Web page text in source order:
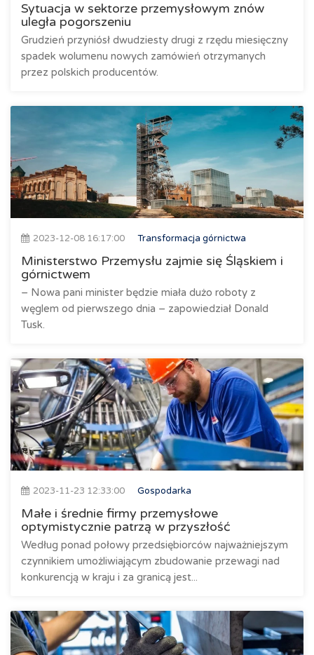
Sytuacja w sektorze przemysłowym znów
uległa pogorszeniu
Grudzień przyniósł dwudziesty drugi z rzędu miesięczny
spadek wolumenu nowych zamówień otrzymanych
przez polskich producentów.
2023-12-08 16:17:00 Transformacja górnictwa
Ministerstwo Przemysłu zajmie się Śląskiem i
górnictwem
– Nowa pani minister będzie miała dużo roboty z
węglem od pierwszego dnia – zapowiedział Donald
Tusk.
2023-11-23 12:33:00 Gospodarka
Małe i średnie firmy przemysłowe
optymistycznie patrzą w przyszłość
Według ponad połowy przedsiębiorców najważniejszym
czynnikiem umożliwiającym zbudowanie przewagi nad
konkurencją w kraju i za granicą jest...